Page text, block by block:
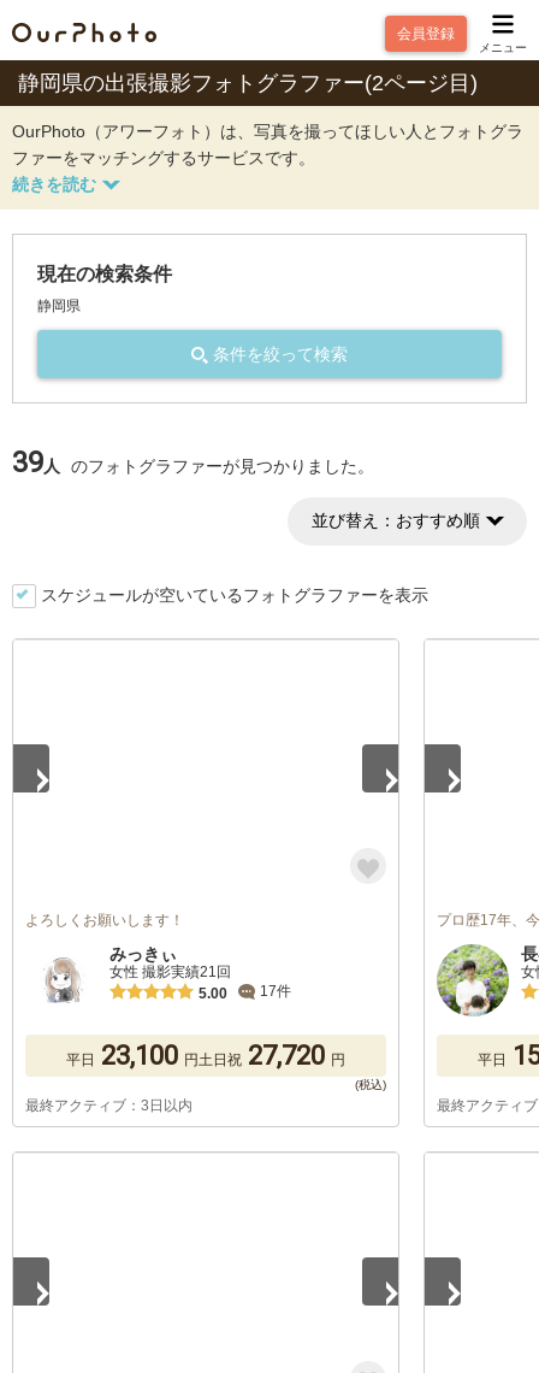
会員登録
メニュー
静岡県の出張撮影フォトグラファー(2ページ目)
OurPhoto（アワーフォト）は、写真を撮ってほしい人とフォトグラ
ファーをマッチングするサービスです。
現在の検索条件
静岡県
条件を絞って検索
39人 のフォトグラファーが見つかりました。
並び替え： おすすめ順
スケジュールが空いているフォトグラファーを表示
よろしくお願いします！
みっきぃ
女性 撮影実績21回
5.00
17件
平日 23,100 円土日祝 27,720 円
最終アクティブ：3日以内
プロ歴17年、
女
平日
最終アクティ